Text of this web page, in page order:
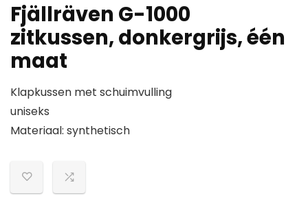
Fjällräven G-1000
zitkussen, donkergrijs, één
maat
Klapkussen met schuimvulling
uniseks
Materiaal: synthetisch